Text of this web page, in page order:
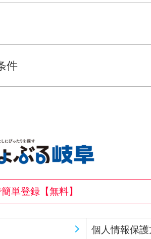
件
単登録【無料】
個人情報保